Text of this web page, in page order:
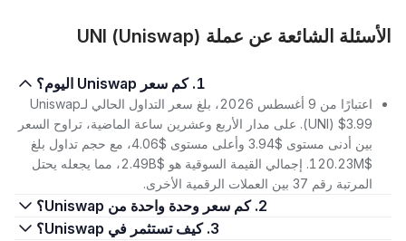
الأسئلة الشائعة عن عملة UNI (Uniswap)
1. كم سعر Uniswap اليوم؟
اعتبارًا من 9 أغسطس 2026، بلغ سعر التداول الحالي لـUniswap
(UNI) $3.99. على مدار الأربع وعشرين ساعة الماضية، تراوح السعر
بين أدنى مستوى $3.94 وأعلى مستوى $4.06، مع حجم تداول بلغ
$120.23M. إجمالي القيمة السوقية هو $2.49B، مما يجعله يحتل
المرتبة رقم 37 بين العملات الرقمية الأخرى.
2. كم سعر وحدة واحدة من Uniswap؟
3. كيف تستثمر في Uniswap؟